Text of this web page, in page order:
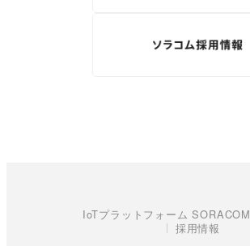
IoTプラットフォーム SORACOM
採用情報